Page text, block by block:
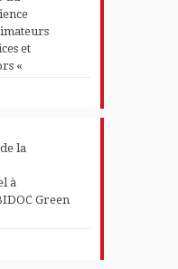
et
«
la
à
Green